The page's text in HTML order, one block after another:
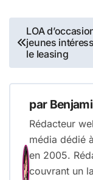
Navigation
de
l’article
LOA
jeunes
le leasing
par
Rédacteur
média dédié
en 2005.
couvrant un